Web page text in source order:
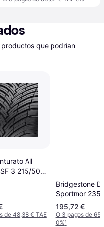
productos que podrían
All
3 215/50
de 48,38 € TAE
Bridgestone D-
Sportmor
95V
195,72 €
O 3 pagos de
0%¹